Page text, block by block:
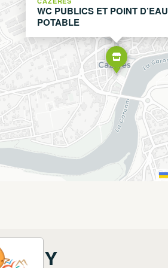
WC PUBLICS ET POINT D’EAU
POTABLE